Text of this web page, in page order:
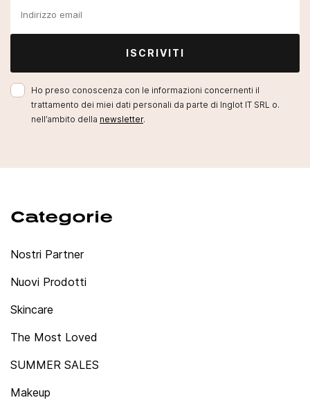
ISCRIVITI
Ho preso conoscenza con le informazioni concernenti il
trattamento dei miei dati personali da parte di Inglot IT SRL o.
nell’ambito della newsletter.
Categorie
Nostri Partner
Nuovi Prodotti
Skincare
The Most Loved
SUMMER SALES
Makeup